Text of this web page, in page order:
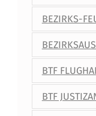
BEZIRKS-
BTF
BTF